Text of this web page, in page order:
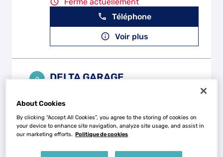
Téléphone
Voir plus
2
3.01 km
DELTA GARAGE
38360 SASSENAGE
Voir plus
About Cookies
By clicking “Accept All Cookies”, you agree to the storing of cookies on
your device to enhance site navigation, analyze site usage, and assist in
our marketing efforts. Politique de cookies